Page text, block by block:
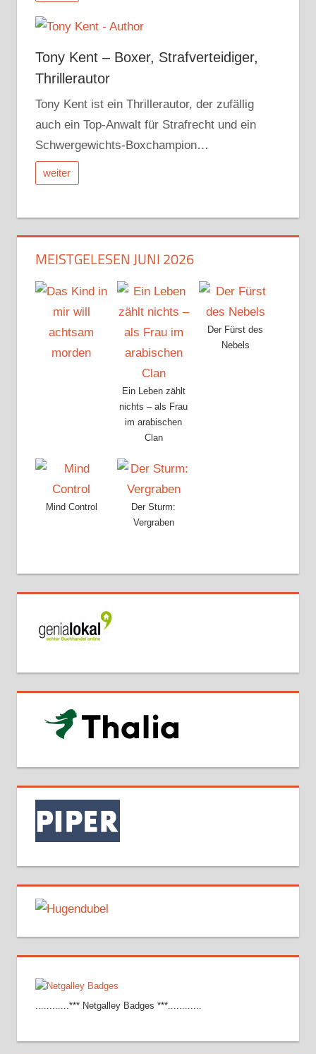
Tony Kent – Boxer, Strafverteidiger,
Thrillerautor
Tony Kent ist ein Thrillerautor, der zufällig
auch ein Top-Anwalt für Strafrecht und ein
Schwergewichts-Boxchampion…
weiter
MEISTGELESEN JUNI 2026
Ein Leben zählt
nichts – als Frau
im arabischen
Clan
Der Fürst des
Nebels
Mind Control
Der Sturm:
Vergraben
............*** Netgalley Badges ***............